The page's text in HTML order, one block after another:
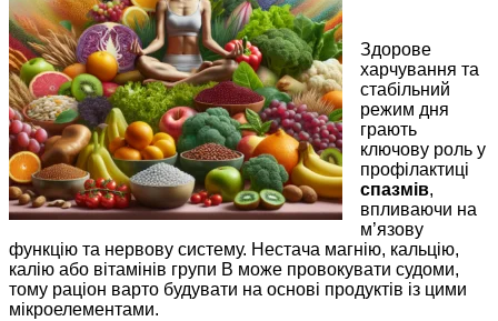
Здорове
харчування та
стабільний
режим дня
грають
ключову роль у
профілактиці
спазмів,
впливаючи на
м’язову
функцію та нервову систему. Нестача магнію, кальцію,
калію або вітамінів групи B може провокувати судоми,
тому раціон варто будувати на основі продуктів із цими
мікроелементами.